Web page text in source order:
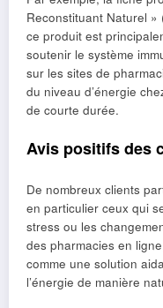
Reconstituant Naturel
ce produit est
soutenir le système
sur les sites de
du niveau d’énergie
de courte durée.
Avis positifs des
De nombreux clients
en particulier ceux qui
stress ou les
des pharmacies en
comme une solution
l’énergie de manière